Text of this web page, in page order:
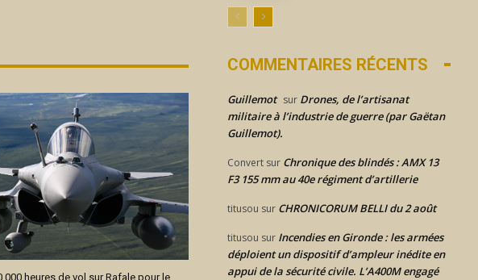
000 heures de vol sur Rafale pour le
COMMENTAIRES RÉCENTS
Guillemot sur Drones, de l’artisanat
militaire à l’industrie de guerre (par Gaëtan
Guillemot).
Convert sur Chronique des blindés : AMX 13
F3 155 mm au 40e régiment d’artillerie
titusou sur CHRONICORUM BELLI du 2 août
titusou sur Incendies en Gironde : les armées
déploient un dispositif d’ampleur inédite en
appui de la sécurité civile. L’A400M engagé